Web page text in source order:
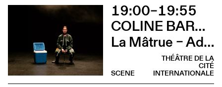
19:00–19:55
COLINE BARDIN
La Mâtrue – Adieu à la ferme
THÉÂTRE DE LA
CITÉ
INTERNATIONALE
SCENE